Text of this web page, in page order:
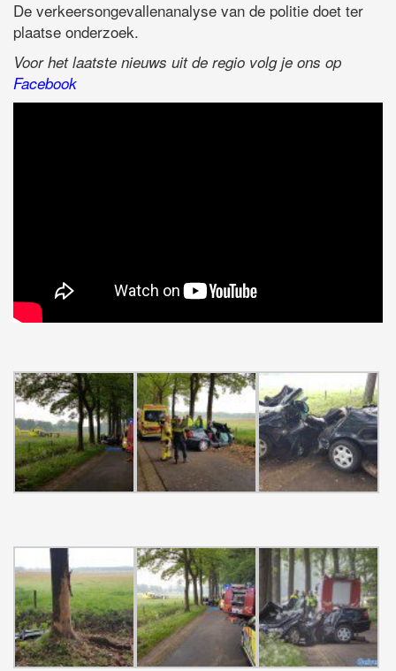
De verkeersongevallenanalyse van de politie doet ter
plaatse onderzoek.
Voor het laatste nieuws uit de regio volg je ons op
Facebook